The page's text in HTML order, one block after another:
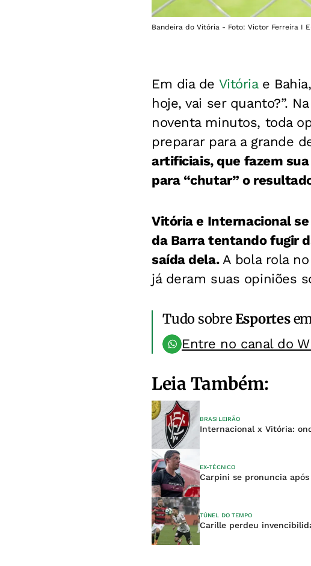
Bandeira do Vitória - Foto: Victor Ferreira I
Em dia de Vitóriae
hoje, vai ser quanto?”.
noventa minutos, toda
preparar para a grande
artificiais, que fazem
para “chutar” o
Vitória e Internacional
da Barra tentando fugir
saída dela. A bola rola
já deram suas opiniões
Tudo sobreEsportes
Entre no canal do
Leia Também:
BRASILEIRÃO
Internacional x Vitória:
EX-TÉCNICO
Carpini se pronuncia
TÚNEL DO TEMPO
Carille perdeu